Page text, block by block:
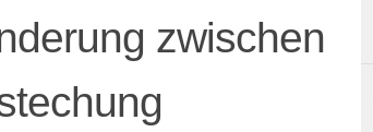
zwischen